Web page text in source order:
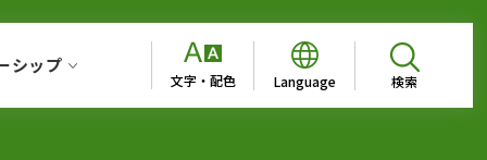
シップ
文字・配色 Language